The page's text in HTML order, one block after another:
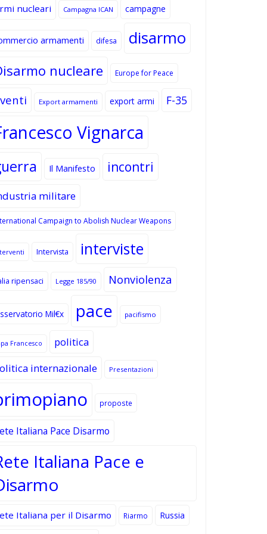
nucleari Campagna ICAN campagne
armamenti difesa disarmo
nucleare Europe for Peace
Export armamenti export armi F-35
Vignarca
Il Manifesto incontri
militare
Campaign to Abolish Nuclear Weapons
Intervista interviste
ripensaci Legge 185/90 Nonviolenza
Mil€x pace pacifismo
Francesco
politica
internazionale
Presentazioni
proposte
Italiana Pace Disarmo
Italiana Pace e
Italiana per il Disarmo Riarmo Russia